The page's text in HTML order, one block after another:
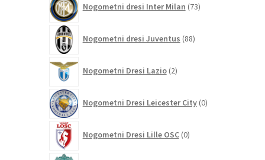
Nogometni dresi Inter Milan 73izdelkov
Nogometni dresi Juventus 88izdelkov
Nogometni Dresi Lazio 2izdelka
Nogometni Dresi Leicester City 0izdelkov
Nogometni Dresi Lille OSC 0izdelkov